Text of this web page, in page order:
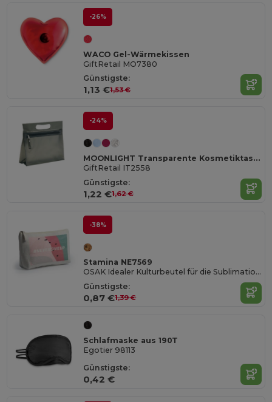
-26%
WACO Gel-Wärmekissen
GiftRetail MO7380
Günstigste:
1,13 €1,53 €
-24%
MOONLIGHT Transparente Kosmetiktasche
GiftRetail IT2558
Günstigste:
1,22 €1,62 €
-38%
Stamina NE7569
OSAK Idealer Kulturbeutel für die Sublimation in einer natürlichen Ausführung
Günstigste:
0,87 €1,39 €
Schlafmaske aus 190T
Egotier 98113
Günstigste:
0,42 €